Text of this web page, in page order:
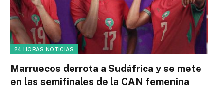
24 HORAS NOTICIAS
Marruecos derrota a Sudáfrica y se mete
en las semifinales de la CAN femenina